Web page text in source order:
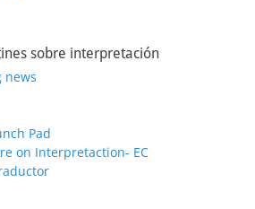
sobre interpretación
news
Pad
on Interpretaction- EC